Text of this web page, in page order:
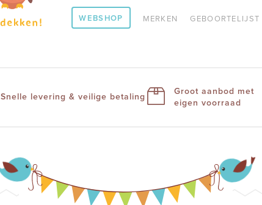
WEBSHOP MERKEN GEBOORTELIJST
Snelle levering & veilige betaling
Groot aanbod met
eigen voorraad